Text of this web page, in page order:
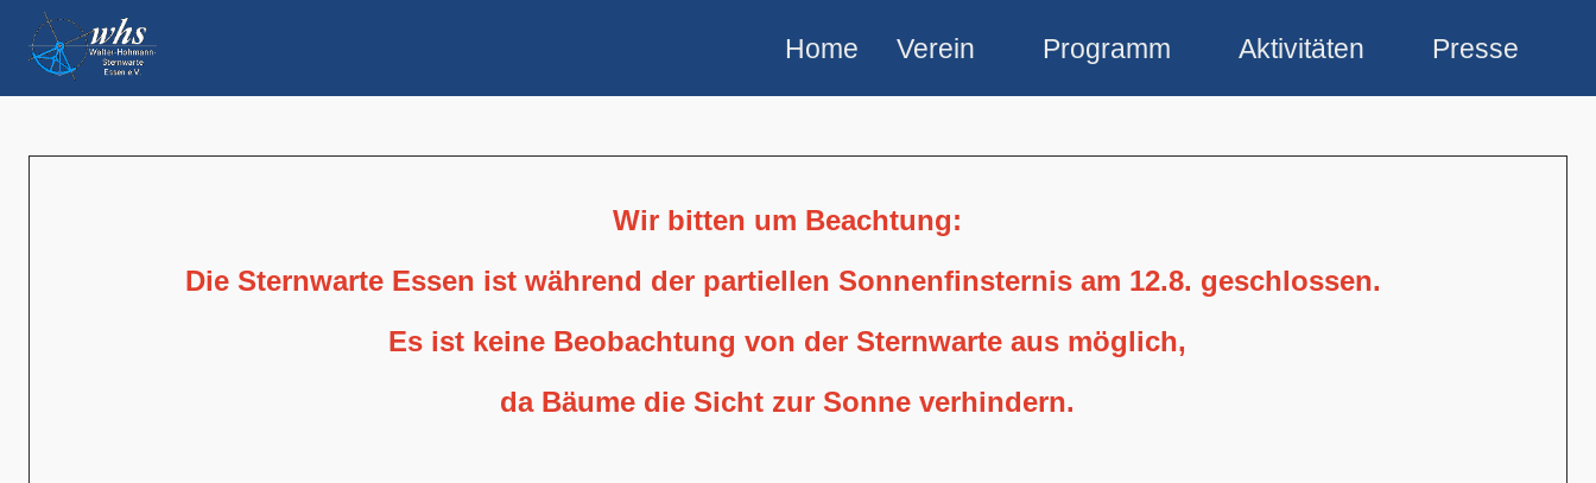
Home Verein Programm Aktivitäten Presse
Wir bitten um Beachtung:
Die Sternwarte Essen ist während der partiellen Sonnenfinsternis am 12.8. geschlossen.
Es ist keine Beobachtung von der Sternwarte aus möglich,
da Bäume die Sicht zur Sonne verhindern.